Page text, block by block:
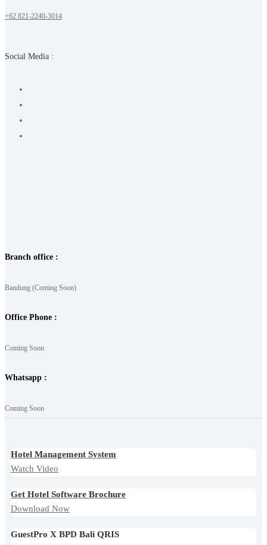
+62 821-2240-3014
Social Media :
Branch office :
Bandung (Coming Soon)
Office Phone :
Coming Soon
Whatsapp :
Coming Soon
Hotel Management System
Watch Video
Get Hotel Software Brochure
Download Now
GuestPro X BPD Bali QRIS